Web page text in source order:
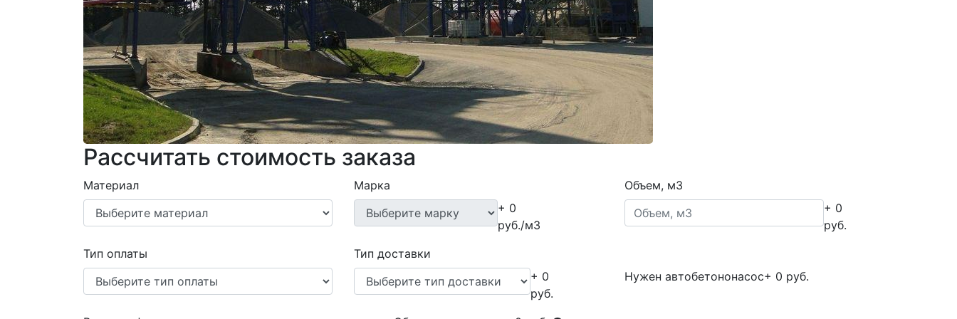
Рассчитать стоимость заказа
Материал
Марка
+ 0
руб./м3
Объем, м3
+ 0
руб.
Тип оплаты
Тип доставки
+ 0
руб.
Нужен автобетононасос+ 0 руб.